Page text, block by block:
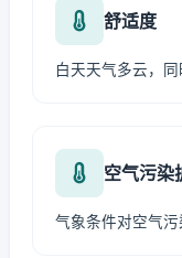
舒适度
白天天气多云，
空气污染
气象条件对空气污